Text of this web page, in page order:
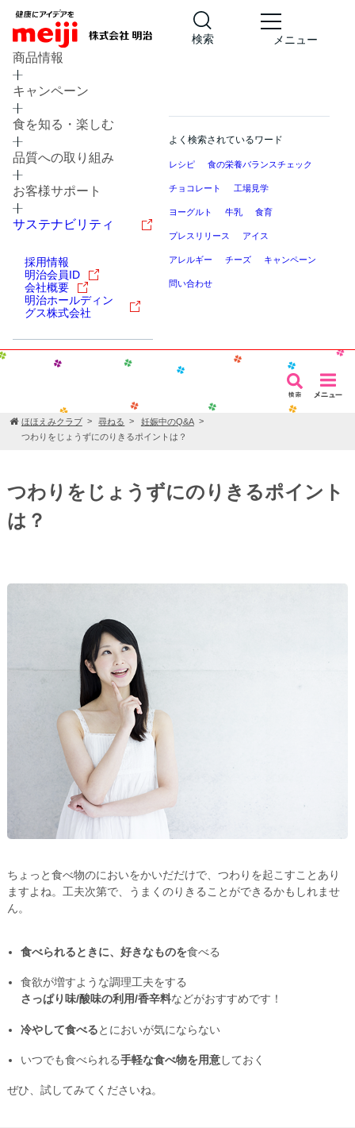
検索 メニュー
商品情報
キャンペーン
食を知る・楽しむ
品質への取り組み
お客様サポート
サステナビリティ
採用情報
明治会員ID
会社概要
明治ホールディン
グス株式会社
よく検索されているワード
レシピ 食の栄養バランスチェック
チョコレート 工場見学
ヨーグルト 牛乳 食育
プレスリリース アイス
アレルギー チーズ キャンペーン
問い合わせ
ほほえみクラブ 尋ねる
妊娠中のQ&A
つわりをじょうずにのりきるポイントは？
つわりをじょうずにのりきるポイント
は？
ちょっと食べ物のにおいをかいだだけで、つわりを起こすことあり
ますよね。工夫次第で、うまくのりきることができるかもしれませ
ん。
食べられるときに、好きなものを食べる
食欲が増すような調理工夫をする
さっぱり味/酸味の利用/香辛料などがおすすめです！
冷やして食べるとにおいが気にならない
いつでも食べられる手軽な食べ物を用意しておく
ぜひ、試してみてくださいね。